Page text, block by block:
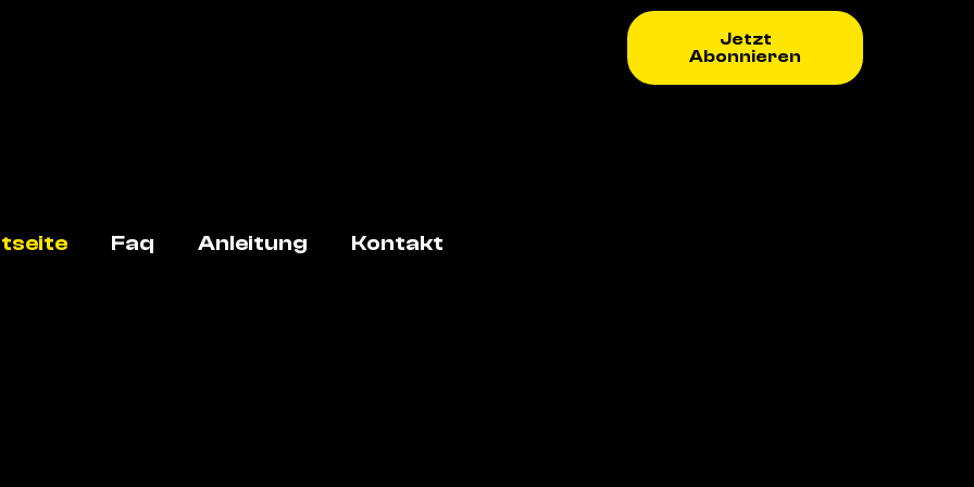
Faq Anleitung Kontakt
Jetzt
Abonnieren